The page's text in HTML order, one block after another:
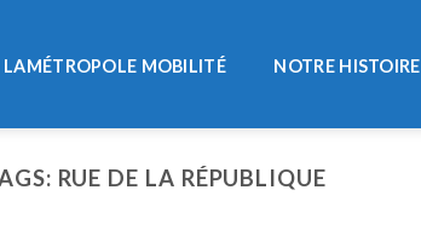
LAMÉTROPOLE MOBILITÉ NOTRE HISTOIRE
RUE DE LA RÉPUBLIQUE